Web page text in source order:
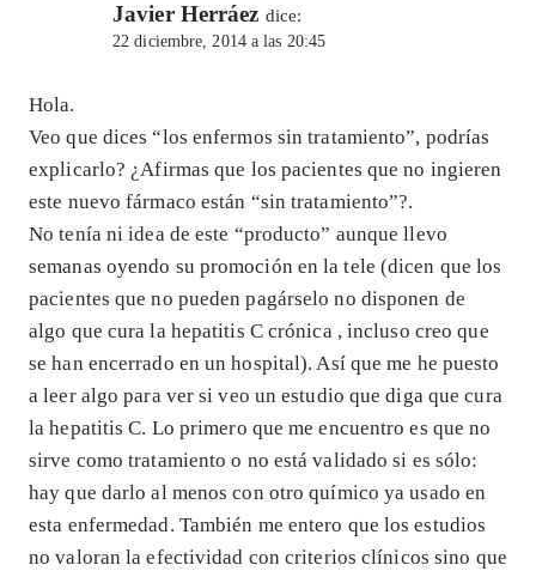
Javier Herráez dice:
22 diciembre, 2014 a las 20:45
Hola.
Veo que dices “los enfermos sin tratamiento”, podrías
explicarlo? ¿Afirmas que los pacientes que no ingieren
este nuevo fármaco están “sin tratamiento”?.
No tenía ni idea de este “producto” aunque llevo
semanas oyendo su promoción en la tele (dicen que los
pacientes que no pueden pagárselo no disponen de
algo que cura la hepatitis C crónica , incluso creo que
se han encerrado en un hospital). Así que me he puesto
a leer algo para ver si veo un estudio que diga que cura
la hepatitis C. Lo primero que me encuentro es que no
sirve como tratamiento o no está validado si es sólo:
hay que darlo al menos con otro químico ya usado en
esta enfermedad. También me entero que los estudios
no valoran la efectividad con criterios clínicos sino que